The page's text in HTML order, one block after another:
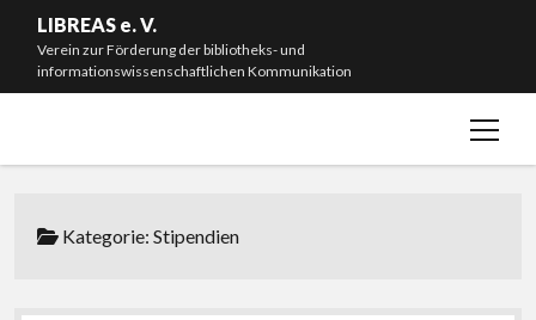
LIBREAS e. V.
Verein zur Förderung der bibliotheks- und
informationswissenschaftlichen Kommunikation
Menü
Kategorie:Stipendien